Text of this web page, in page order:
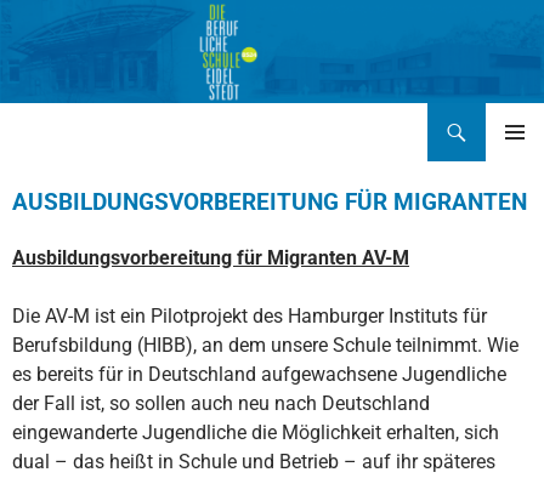
AUSBILDUNGSVORBEREITUNG FÜR MIGRANTEN
Ausbildungsvorbereitung für Migranten AV-M
Die AV-M ist ein Pilotprojekt des Hamburger Instituts für
Berufsbildung (HIBB), an dem unsere Schule teilnimmt. Wie
es bereits für in Deutschland aufgewachsene Jugendliche
der Fall ist, so sollen auch neu nach Deutschland
eingewanderte Jugendliche die Möglichkeit erhalten, sich
dual – das heißt in Schule und Betrieb – auf ihr späteres